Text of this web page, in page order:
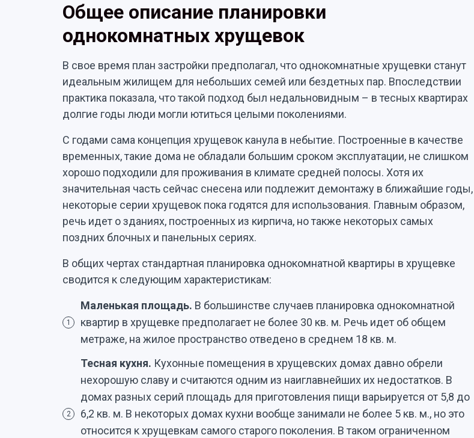
Общее описание планировки
однокомнатных хрущевок
В свое время план застройки предполагал, что однокомнатные хрущевки станут
идеальным жилищем для небольших семей или бездетных пар. Впоследствии
практика показала, что такой подход был недальновидным – в тесных квартирах
долгие годы люди могли ютиться целыми поколениями.
С годами сама концепция хрущевок канула в небытие. Построенные в качестве
временных, такие дома не обладали большим сроком эксплуатации, не слишком
хорошо подходили для проживания в климате средней полосы. Хотя их
значительная часть сейчас снесена или подлежит демонтажу в ближайшие годы,
некоторые серии хрущевок пока годятся для использования. Главным образом,
речь идет о зданиях, построенных из кирпича, но также некоторых самых
поздних блочных и панельных сериях.
В общих чертах стандартная планировка однокомнатной квартиры в хрущевке
сводится к следующим характеристикам:
1
Маленькая площадь. В большинстве случаев планировка однокомнатной
квартир в хрущевке предполагает не более 30 кв. м. Речь идет об общем
метраже, на жилое пространство отведено в среднем 18 кв. м.
2
Тесная кухня. Кухонные помещения в хрущевских домах давно обрели
нехорошую славу и считаются одним из наиглавнейших их недостатков. В
домах разных серий площадь для приготовления пищи варьируется от 5,8 до
6,2 кв. м. В некоторых домах кухни вообще занимали не более 5 кв. м., но это
относится к хрущевкам самого старого поколения. В таком ограниченном